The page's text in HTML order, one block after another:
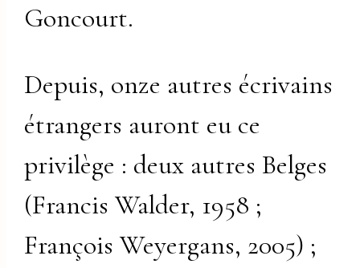
Goncourt.
Depuis, onze autres écrivains
étrangers auront eu ce
privilège : deux autres Belges
(Francis Walder, 1958 ;
François Weyergans, 2005) ;